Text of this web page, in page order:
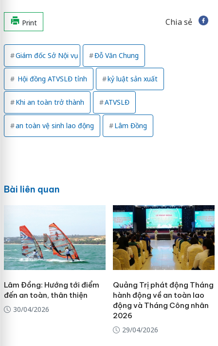
Print Chia sẻ
Giám đốc Sở Nội vụ Đỗ Văn Chung
Hội đồng ATVSLĐ tỉnh kỷ luật sản xuất
Khi an toàn trở thành ATVSLĐ
an toàn vệ sinh lao động Lâm Đồng
Bài liên quan
Lâm Đồng: Hướng tới điểm
đến an toàn, thân thiện
30/04/2026
Quảng Trị phát động Tháng
hành động về an toàn lao
động và Tháng Công nhân
2026
29/04/2026